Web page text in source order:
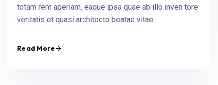
totam rem aperiam, eaque ipsa quae ab illo inven tore
veritatis et quasi architecto beatae vitae .
Read More